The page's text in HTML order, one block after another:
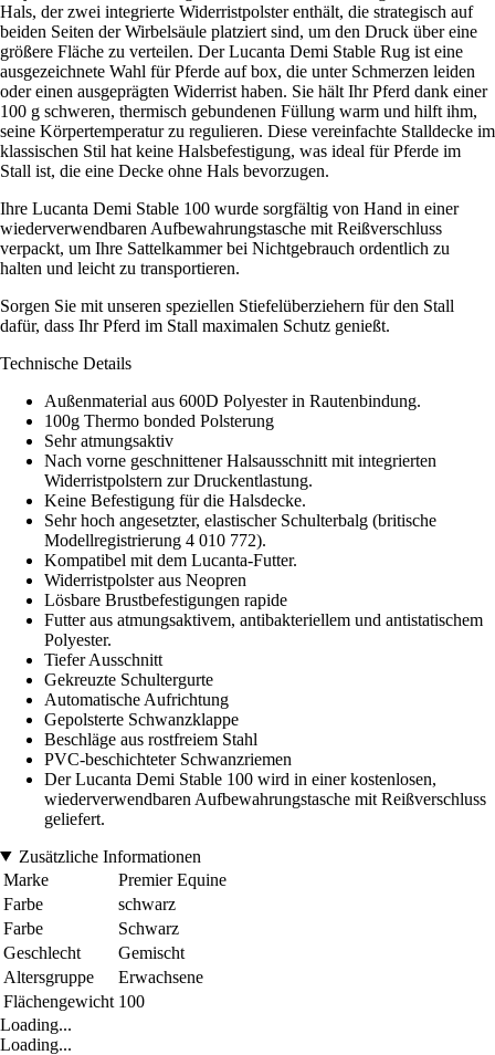
Hals, der zwei integrierte Widerristpolster enthält, die strategisch auf
beiden Seiten der Wirbelsäule platziert sind, um den Druck über eine
größere Fläche zu verteilen. Der Lucanta Demi Stable Rug ist eine
ausgezeichnete Wahl für Pferde auf box, die unter Schmerzen leiden
oder einen ausgeprägten Widerrist haben. Sie hält Ihr Pferd dank einer
100 g schweren, thermisch gebundenen Füllung warm und hilft ihm,
seine Körpertemperatur zu regulieren. Diese vereinfachte Stalldecke im
klassischen Stil hat keine Halsbefestigung, was ideal für Pferde im
Stall ist, die eine Decke ohne Hals bevorzugen.
Ihre Lucanta Demi Stable 100 wurde sorgfältig von Hand in einer
wiederverwendbaren Aufbewahrungstasche mit Reißverschluss
verpackt, um Ihre Sattelkammer bei Nichtgebrauch ordentlich zu
halten und leicht zu transportieren.
Sorgen Sie mit unseren speziellen Stiefelüberziehern für den Stall
dafür, dass Ihr Pferd im Stall maximalen Schutz genießt.
Technische Details
Außenmaterial aus 600D Polyester in Rautenbindung.
100g Thermo bonded Polsterung
Sehr atmungsaktiv
Nach vorne geschnittener Halsausschnitt mit integrierten
Widerristpolstern zur Druckentlastung.
Keine Befestigung für die Halsdecke.
Sehr hoch angesetzter, elastischer Schulterbalg (britische
Modellregistrierung 4 010 772).
Kompatibel mit dem Lucanta-Futter.
Widerristpolster aus Neopren
Lösbare Brustbefestigungen rapide
Futter aus atmungsaktivem, antibakteriellem und antistatischem
Polyester.
Tiefer Ausschnitt
Gekreuzte Schultergurte
Automatische Aufrichtung
Gepolsterte Schwanzklappe
Beschläge aus rostfreiem Stahl
PVC-beschichteter Schwanzriemen
Der Lucanta Demi Stable 100 wird in einer kostenlosen,
wiederverwendbaren Aufbewahrungstasche mit Reißverschluss
geliefert.
Zusätzliche Informationen
Marke
Premier Equine
Farbe
schwarz
Farbe
Schwarz
Geschlecht
Gemischt
Altersgruppe
Erwachsene
Flächengewicht 100
Loading...
Loading...